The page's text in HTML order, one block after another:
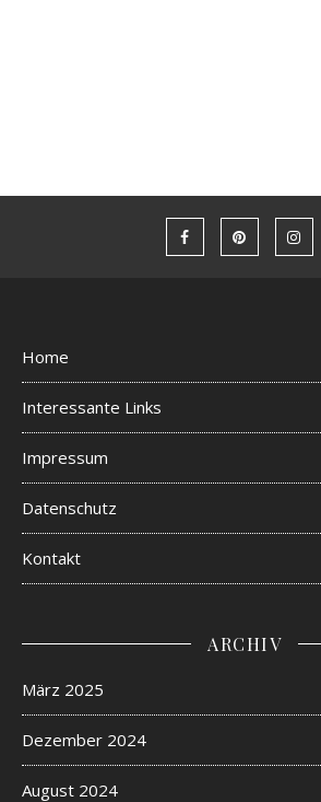
Home
Interessante Links
Impressum
Datenschutz
Kontakt
ARCHIV
März 2025
Dezember 2024
August 2024